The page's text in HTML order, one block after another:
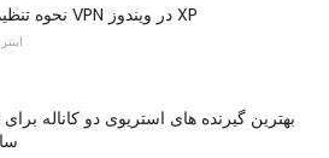
نحوه تنظیم اتصال VPN در ویندوز XP
بهترین گیرنده های استریوی دو کاناله
سال